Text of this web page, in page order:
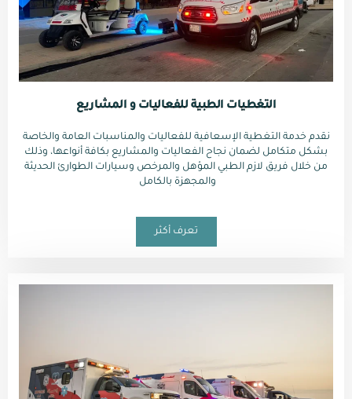
التغطيات الطبية للفعاليات و المشاريع
نقدم خدمة التغطية الإسعافية للفعاليات والمناسبات العامة والخاصة
بشكل متكامل لضمان نجاح الفعاليات والمشاريع بكافة أنواعها، وذلك
من خلال فريق لازم الطبي المؤهل والمرخص وسيارات الطوارئ الحديثة
والمجهزة بالكامل
تعرف أكثر